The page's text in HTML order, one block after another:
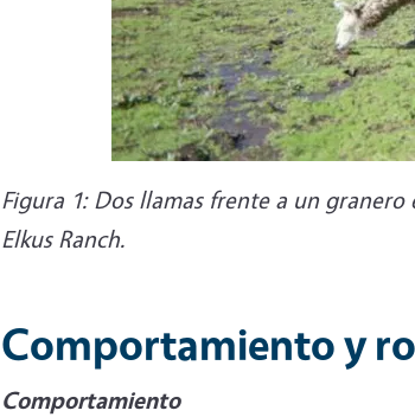
Figura 1: Dos llamas frente a un
Elkus Ranch.
Comportamiento y
Comportamiento